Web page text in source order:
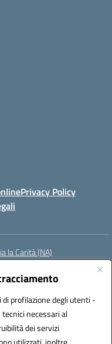
profilazione degli utenti -
necessari al
dei servizi
Privacy Policy
la Carità (NA)
(IPA): istsc_naee21900t